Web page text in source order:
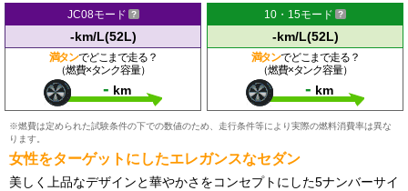
JC08モード
-km/L(52L)
満タンでどこまで走る？
（燃費×タンク容量）
- km
10・15モード
-km/L(52L)
満タンでどこまで走る？
（燃費×タンク容量）
- km
※燃費は定められた試験条件の下での数値のため、走行条件等により実際の燃料消費率は異な
ります。
女性をターゲットにしたエレガンスなセダン
美しく上品なデザインと華やかさをコンセプトにした5ナンバーサイ